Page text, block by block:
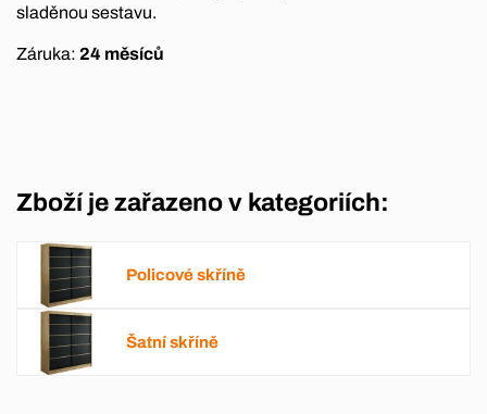
sladěnou sestavu.
Záruka: 24 měsíců
Zboží je zařazeno v kategoriích:
Policové skříně
Šatní skříně